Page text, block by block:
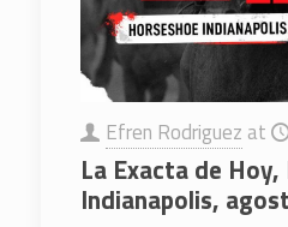
Efren Rodriguez at
La Exacta de
Indianapolis,